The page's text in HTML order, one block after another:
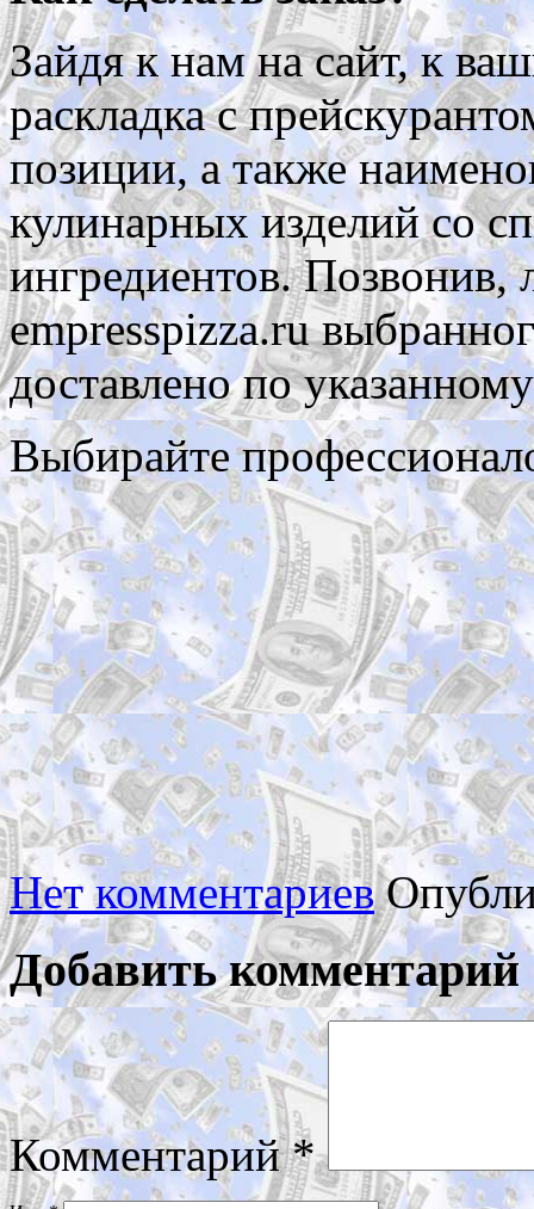
Зайдя к нам на сайт, к
раскладка с
позиции, а также
кулинарных изделий со
ингредиентов. Позвонив,
empresspizza.ru
доставлено по
Выбирайте
Нет комментариев
Добавить комментарий
Комментарий*